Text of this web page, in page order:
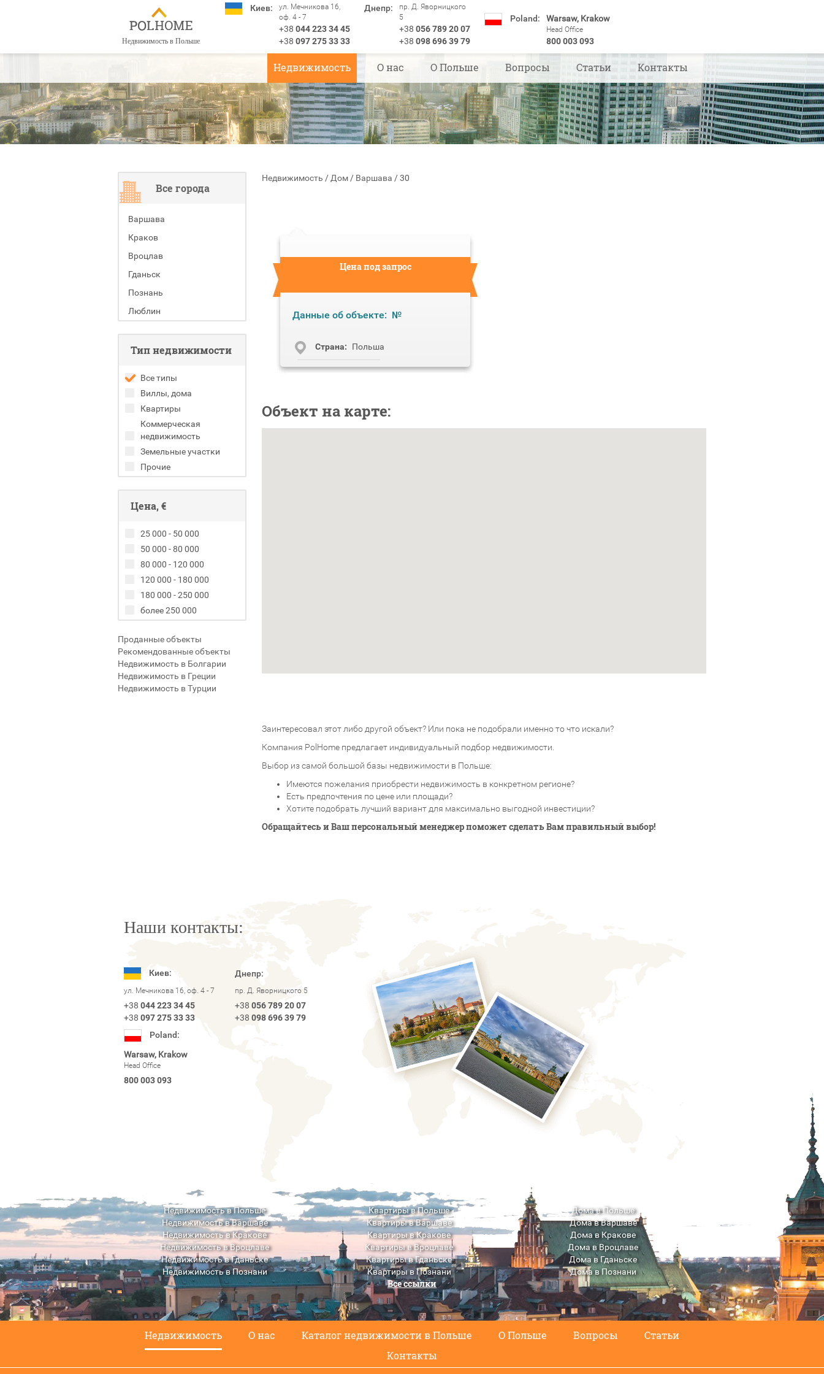
Недвижимость в Польше
Киев:
ул. Мечникова 16,
оф. 4 - 7
+38 044 223 34 45
+38 097 275 33 33
Днепр:
пр. Д. Яворницкого
5
+38 056 789 20 07
+38 098 696 39 79
Poland: Warsaw, Krakow
Head Office
800 003 093
Недвижимость О нас О Польше Вопросы Статьи Контакты
Все города
Варшава
Краков
Вроцлав
Гданьск
Познань
Люблин
Тип недвижимости
Все типы
Виллы, дома
Квартиры
Коммерческая
недвижимость
Земельные участки
Прочие
Цена, €
25 000 - 50 000
50 000 - 80 000
80 000 - 120 000
120 000 - 180 000
180 000 - 250 000
более 250 000
Проданные объекты
Рекомендованные объекты
Недвижимость в Болгарии
Недвижимость в Греции
Недвижимость в Турции
Недвижимость / Дом / Варшава /30
Цена под запрос
Данные об объекте: №
Cтрана: Польша
Объект на карте:
Заинтересовал этот либо другой объект? Или пока не подобрали именно то что искали?
Компания PolHome предлагает индивидуальный подбор недвижимости.
Выбор из самой большой базы недвижимости в Польше:
Имеются пожелания приобрести недвижимость в конкретном регионе?
Есть предпочтения по цене или площади?
Хотите подобрать лучший вариант для максимально выгодной инвестиции?
Обращайтесь и Ваш персональный менеджер поможет сделать Вам правильный выбор!
Наши контакты:
Киев:
ул. Мечникова 16, оф. 4 - 7
+38 044 223 34 45
+38 097 275 33 33
Днепр:
пр. Д. Яворницкого 5
+38 056 789 20 07
+38 098 696 39 79
Poland:
Warsaw, Krakow
Head Office
800 003 093
Недвижимость в Польше
Недвижимость в Варшаве
Недвижимость в Кракове
Недвижимость в Вроцлаве
Недвижимость в Гданьске
Недвижимость в Познани
Недвижимость в Люблине
Квартиры в Польше
Квартиры в Варшаве
Квартиры в Кракове
Квартиры в Вроцлаве
Квартиры в Гданьске
Квартиры в Познани
Квартиры в Люблине
Дома в Польше
Дома в Варшаве
Дома в Кракове
Дома в Вроцлаве
Дома в Гданьске
Дома в Познани
Дома в Люблине
Все ссылки
Недвижимость О нас Каталог недвижимости в Польше О Польше Вопросы
Статьи
Контакты